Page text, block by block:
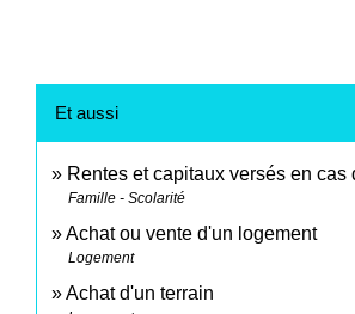
Et aussi
Rentes et capitaux versés en cas
Famille - Scolarité
Achat ou vente d'un logement
Logement
Achat d'un terrain